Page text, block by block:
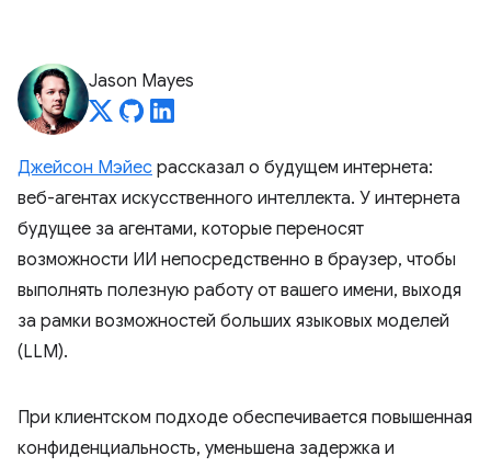
Jason Mayes
Джейсон Мэйес рассказал о будущем интернета:
веб-агентах искусственного интеллекта. У интернета
будущее за агентами, которые переносят
возможности ИИ непосредственно в браузер, чтобы
выполнять полезную работу от вашего имени, выходя
за рамки возможностей больших языковых моделей
(LLM).
При клиентском подходе обеспечивается повышенная
конфиденциальность, уменьшена задержка и